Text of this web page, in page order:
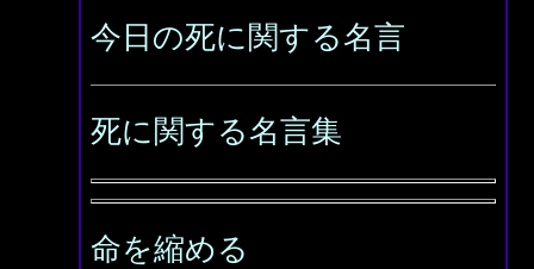
今日の死に関する名言
死に関する名言集
命を縮める